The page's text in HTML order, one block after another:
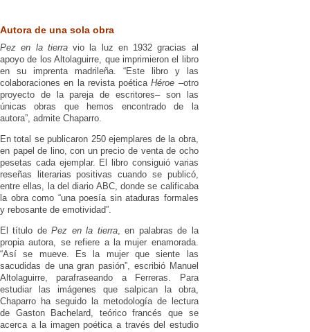
Autora de una sola obra
Pez en la tierravio la luz en 1932 gracias al
apoyo de los Altolaguirre, que imprimieron el libro
en su imprenta madrileña. “Este libro y las
colaboraciones en la revista poéticaHéroe –otro
proyecto de la pareja de escritores– son las
únicas obras que hemos encontrado de la
autora”, admite Chaparro.
En total se publicaron 250 ejemplares de la obra,
en papel de lino, con un precio de venta de ocho
pesetas cada ejemplar. El libro consiguió varias
reseñas literarias positivas cuando se publicó,
entre ellas, la del diario ABC, donde se calificaba
la obra como “una poesía sin ataduras formales
y rebosante de emotividad”.
El título dePez en la tierra, en palabras de la
propia autora, se refiere a la mujer enamorada.
“Así se mueve. Es la mujer que siente las
sacudidas de una gran pasión”, escribió Manuel
Altolaguirre, parafraseando a Ferreras. Para
estudiar las imágenes que salpican la obra,
Chaparro ha seguido la metodología de lectura
de Gaston Bachelard, teórico francés que se
acerca a la imagen poética a través del estudio